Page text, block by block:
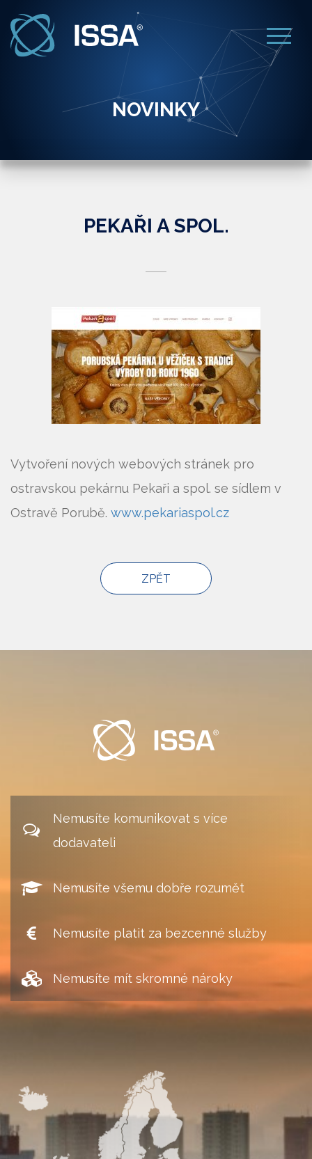
NOVINKY
PEKAŘI A SPOL.
Vytvoření nových webových stránek pro
ostravskou pekárnu Pekaři a spol. se sídlem v
Ostravě Porubě. www.pekariaspol.cz
Nemusíte komunikovat s více
dodavateli
Nemusíte všemu dobře rozumět
Nemusíte platit za bezcenné služby
Nemusíte mít skromné nároky